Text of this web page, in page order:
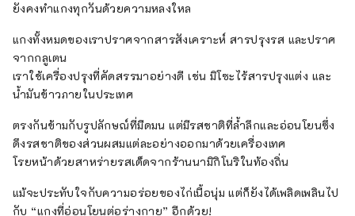
ยังคงทำแกงทุกวันด้วยความหลงใหล
แกงทั้งหมดของเราปราศจากสารสังเคราะห์ สารปรุงรส และปราศ
จากกลูเตน
เราใช้เครื่องปรุงที่คัดสรรมาอย่างดี เช่น มิโซะไร้สารปรุงแต่ง และ
น้ำมันข้าวภายในประเทศ
ตรงกันข้ามกับรูปลักษณ์ที่มืดมน แต่มีรสชาติที่ล้ำลึกและอ่อนโยนซึ่ง
ดึงรสชาติของส่วนผสมแต่ละอย่างออกมาด้วยเครื่องเทศ
โรยหน้าด้วยสาหร่ายรสเด็ดจากร้านนามิกิโนริในท้องถิ่น
แม้จะประทับใจกับความอร่อยของไก่เนื้อนุ่ม แต่ก็ยังได้เพลิดเพลินไป
กับ “แกงที่อ่อนโยนต่อร่างกาย” อีกด้วย!